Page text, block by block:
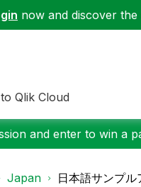
now and discover
Qlik Cloud
and enter to win a
Japan 日本語サンプ